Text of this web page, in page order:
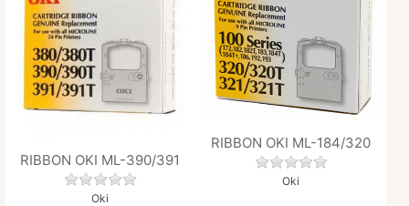
RIBBON OKI ML-390/391
Chưa có đánh giá nào cho sản phẩm này.
Oki
RIBBON OKI ML-184/320
Chưa có đánh giá
Oki